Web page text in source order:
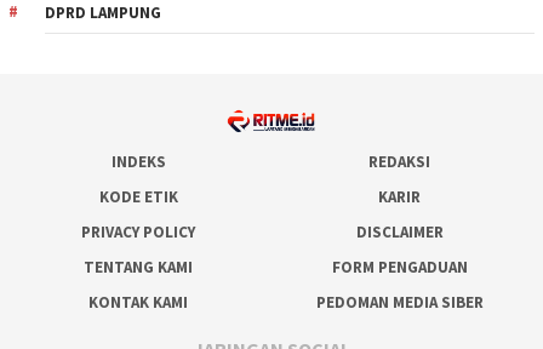
DPRD LAMPUNG
INDEKS
REDAKSI
KODE ETIK
KARIR
PRIVACY POLICY
DISCLAIMER
TENTANG KAMI
FORM PENGADUAN
KONTAK KAMI
PEDOMAN MEDIA SIBER